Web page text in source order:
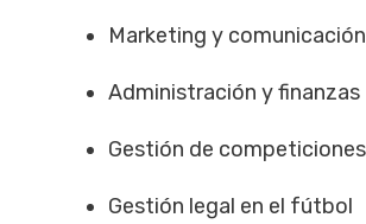
Marketing y
Administración y finanzas
Gestión de
Gestión legal en el fútbol